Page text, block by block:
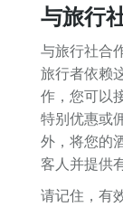
与旅行
与旅行社合
旅行者依赖
作，您可以
特别优惠或
外，将您的
客人并提供
请记住，有